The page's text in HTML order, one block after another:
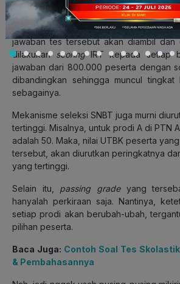
diolah usai UTBK berakhir.
Untuk lebih jelasnya, nantinya setelah tes
jawaban tes tersebut akan diambil dan
dilakukan scoringIRT kepada setiap
jawaban dari 800.000 peserta dengan
dibandingkan sehingga muncul tingkat
sebagainya.
Mekanisme seleksi SNBT juga murni
tertinggi. Misalnya, untuk prodi A di PTN
adalah 50. Maka, nilai UTBK peserta
tersebut, akan diurutkan peringkatnya
yang tertinggi.
Selain itu, passing gradeyang
hanyalah perkiraan saja. Nantinya,
setiap prodi akan berubah-ubah,
pilihan peserta.
Baca Juga: Contoh Soal Tes
& Pembahasannya